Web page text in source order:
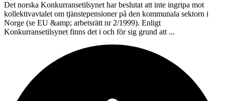
Det norska Konkurransetilsynet har beslutat att inte ingripa mot
kollektivavtalet om tjänstepensioner på den kommunala sektorn i
Norge (se EU &amp; arbetsrätt nr 2/1999). Enligt
Konkurransetilsynet finns det i och för sig grund att ...